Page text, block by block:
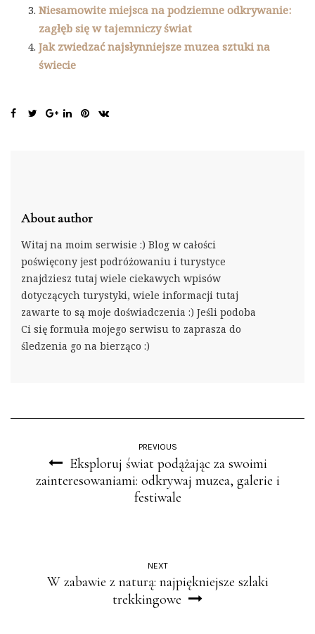
Niesamowite miejsca na podziemne odkrywanie:
zagłęb się w tajemniczy świat
Jak zwiedzać najsłynniejsze muzea sztuki na
świecie
About author
Witaj na moim serwisie :) Blog w całości
poświęcony jest podróżowaniu i turystyce
znajdziesz tutaj wiele ciekawych wpisów
dotyczących turystyki, wiele informacji tutaj
zawarte to są moje doświadczenia :) Jeśli podoba
Ci się formuła mojego serwisu to zaprasza do
śledzenia go na bierząco :)
PREVIOUS
Eksploruj świat podążając za swoimi
zainteresowaniami: odkrywaj muzea, galerie i
festiwale
NEXT
W zabawie z naturą: najpiękniejsze szlaki
trekkingowe